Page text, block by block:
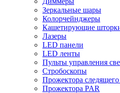
Зеркальные шары
Колорчейнджеры
Кашетирующие
Лазеры
LED панели
LED ленты
Пульты управления
Стробоскопы
Прожектора следящего
Прожектора PAR